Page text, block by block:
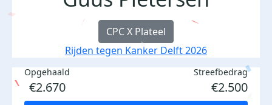
CPC X Plateel
Rijden tegen Kanker Delft 2026
Opgehaald
€2.670
Streefbedrag
€2.500